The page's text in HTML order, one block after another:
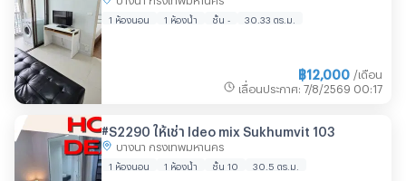
1 ห้องนอน 1 ห้องน้ำ ชั้น - 30.33 ตร.ม.
฿12,000 /เดือน
เลื่อนประกาศ : 7/8/2569 00:17
#S2290 ให้เช่า Ideo mix Sukhumvit 103
บางนา กรุงเทพมหานคร
1 ห้องนอน 1 ห้องน้ำ ชั้น 10 30.5 ตร.ม.